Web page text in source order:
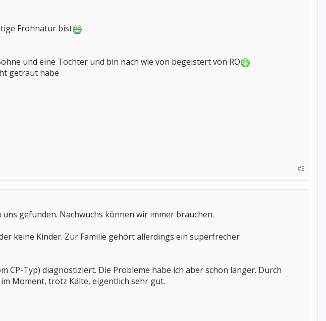
Frohnatur bist
und eine Tochter und bin nach wie von begeistert von RO
getraut habe
#3
gefunden. Nachwuchs können wir immer brauchen.
keine Kinder. Zur Familie gehört allerdings ein superfrecher
CP-Typ) diagnostiziert. Die Probleme habe ich aber schon länger. Durch
Moment, trotz Kälte, eigentlich sehr gut.